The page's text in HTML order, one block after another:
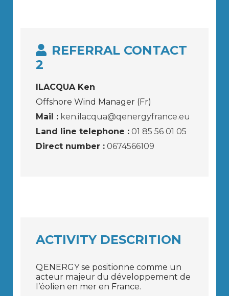
REFERRAL CONTACT
2
ILACQUA Ken
Offshore Wind Manager (Fr)
Mail : ken.ilacqua@qenergyfrance.eu
Land line telephone : 01 85 56 01 05
Direct number : 0674566109
ACTIVITY DESCRITION
Q ENERGY se positionne comme un
acteur majeur du développement de
l’éolien en mer en France.